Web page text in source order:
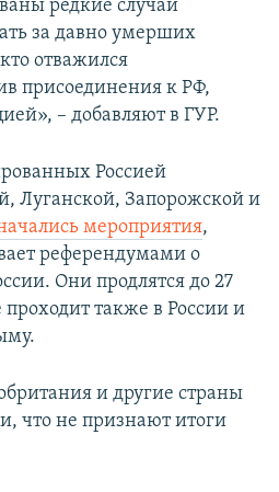
редкие случаи
за давно умерших
отважился
присоединения к РФ,
– добавляют в ГУР.
Россией
Луганской, Запорожской и
мероприятия,
референдумами о
Они продлятся до 27
проходит также в России и
и другие страны
что не признают итоги